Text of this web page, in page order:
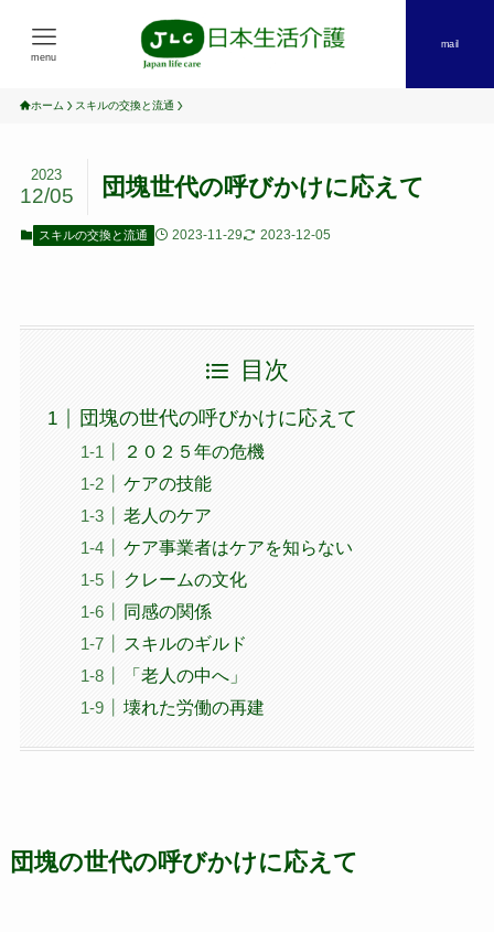
mail
menu
ホーム スキルの交換と流通
団塊世代の呼びかけに応えて
2023
12/05
スキルの交換と流通 2023-11-29 2023-12-05
目次
団塊の世代の呼びかけに応えて
２０２５年の危機
ケアの技能
老人のケア
ケア事業者はケアを知らない
クレームの文化
同感の関係
スキルのギルド
「老人の中へ」
壊れた労働の再建
団塊の世代の呼びかけに応えて